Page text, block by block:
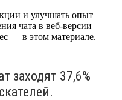
и улучшать опыт
чата в веб-версии
— в этом материале.
заходят 37,6%